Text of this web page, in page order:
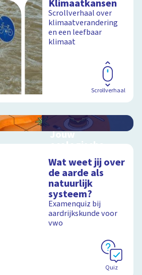
Klimaatkansen
Scrollverhaal over
klimaatverandering
en een leefbaar
klimaat
Scrollverhaal
Jouw
ecologische
voetafdruk
Ontdek hoe jouw
levensstijl invloed
heeft op de aarde
Wat weet jij over
de aarde als
natuurlijk
systeem?
Examenquiz bij
aardrijkskunde voor
vwo
Quiz